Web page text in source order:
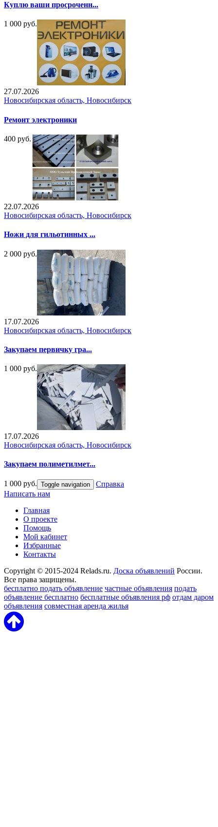
Куплю ваши просроченн...
1 000 руб.
27.07.2026
Новосибирская область, Новосибирск
Ремонт электроники
400 руб.
22.07.2026
Новосибирская область, Новосибирск
Ножи для гильотинных ...
2 000 руб.
17.07.2026
Новосибирская область, Новосибирск
Закупаем первичку гра...
1 000 руб.
17.07.2026
Новосибирская область, Новосибирск
Закупаем полиметилмет...
1 000 руб. Toggle navigation
Справка
Написать нам
Главная
О проекте
Помощь
Мой кабинет
Избранные
Контакты
Copyright © 2015-2024 Relads.ru. Доска объявлений России.
Все права защищены.
бесплатно подать объявление частные объявления подать
объявление бесплатно бесплатные объявления рф отдам даром
объявления совместная аренда жилья